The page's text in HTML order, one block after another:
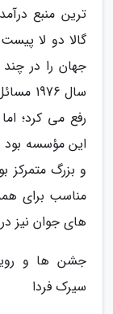
ترین منبع
گالا دو لا
جهان را در
سال
رفع می کرد؛
این مؤسسه بود
و بزرگ متمرکز
مناسب برای همه
های جوان نیز
جشن ها و
سیرک فردا